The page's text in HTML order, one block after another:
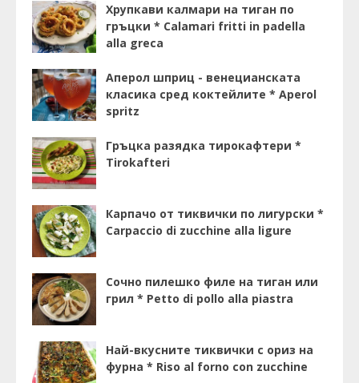
Хрупкави калмари на тиган по
гръцки * Calamari fritti in padella
alla greca
Аперол шприц - венецианската
класика сред коктейлите * Aperol
spritz
Гръцка разядка тирокафтери *
Tirokafteri
Карпачо от тиквички по лигурски *
Carpaccio di zucchine alla ligure
Сочно пилешко филе на тиган или
грил * Petto di pollo alla piastra
Най-вкусните тиквички с ориз на
фурна * Riso al forno con zucchine